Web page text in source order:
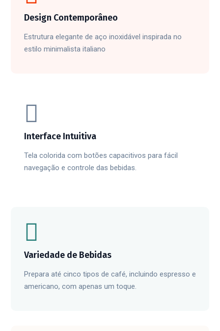
Design Contemporâneo
Estrutura elegante de aço inoxidável inspirada no
estilo minimalista italiano
Interface Intuitiva
Tela colorida com botões capacitivos para fácil
navegação e controle das bebidas.
Variedade de Bebidas
Prepara até cinco tipos de café, incluindo espresso e
americano, com apenas um toque.